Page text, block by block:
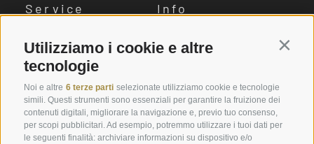
Utilizziamo i cookie e altre
tecnologie
Noi e altre 6 terze parti selezionate utilizziamo cookie e tecnologie
simili. Questi strumenti sono essenziali per garantire la fruizione dei
contenuti digitali, migliorare la navigazione e, previo tuo consenso,
per scopi pubblicitari. Ad esempio, potremmo utilizzare i tuoi dati per
le seguenti finalità: archiviare informazioni su dispositivo e/o
Service
Engels Park
Prenota online
Buoni
Offerte
Camere last minute
Info
Voci dal Plunhof
Download
Meteo
Webcam